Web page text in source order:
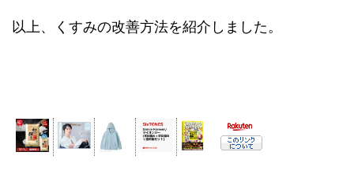
以上、くすみの改善方法を紹介しました。